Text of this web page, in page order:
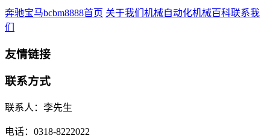
奔驰宝马bcbm8888首页 关于我们 机械自动化机械百科联系我
们
友情链接
联系方式
联系人：李先生
电话：0318-8222022